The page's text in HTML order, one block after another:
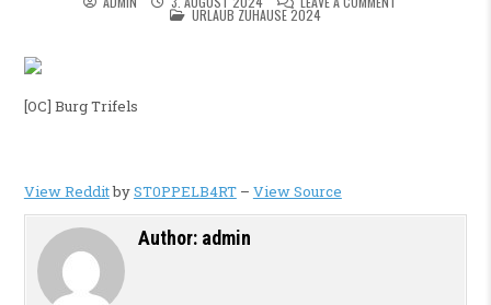
POSTED IN
URLAUB ZUHAUSE 2024
[OC] Burg Trifels
View RedditbyST0PPELB4RT– View Source
Author: admin